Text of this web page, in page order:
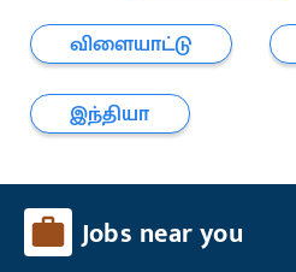
விளையாட்டு
இந்தியா
Jobs near you